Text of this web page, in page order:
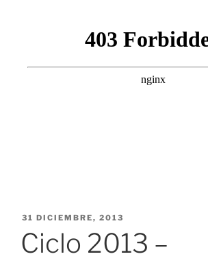
PUBLICADO
31 DICIEMBRE, 2013
Ciclo 2013 –